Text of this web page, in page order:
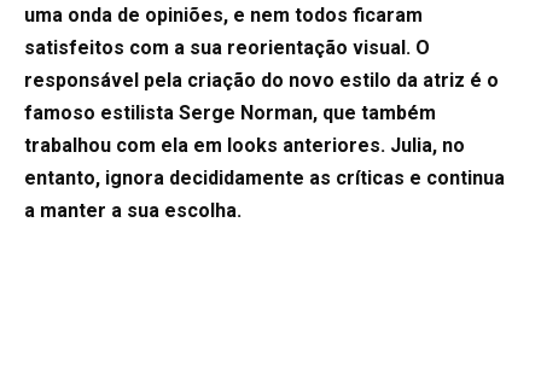
uma onda de opiniões, e nem todos ficaram
satisfeitos com a sua reorientação visual. O
responsável pela criação do novo estilo da atriz é o
famoso estilista Serge Norman, que também
trabalhou com ela em looks anteriores. Julia, no
entanto, ignora decididamente as críticas e continua
a manter a sua escolha.